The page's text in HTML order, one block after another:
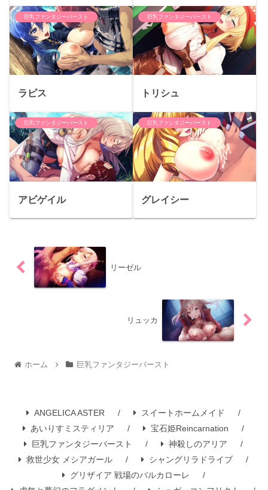
巨乳ファンタジーバースト
ラピス
巨乳ファンタジーバースト
トリシュ
巨乳ファンタジーバースト
アビゲイル
巨乳ファンタジーバースト
グレイシー
リーゼル
リュッカ
ホーム 巨乳ファンタジーバースト
ANGELICA ASTER
スイートホームメイド
あいりすミスティリア
宝石姫Reincarnation
巨乳ファンタジーバースト
神殺しのアリア
救世少女 メシアガール
シャングリラドライブ
グリザイア 戦場のバルカローレ